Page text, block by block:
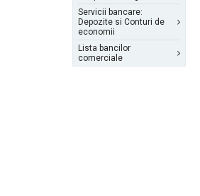
Servicii bancare:
Depozite si Conturi de
economii
Lista bancilor
comerciale